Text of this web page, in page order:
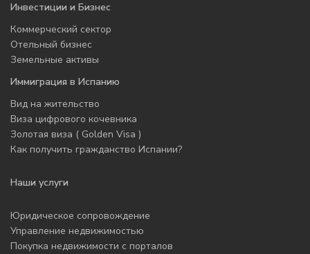
Инвестиции и Бизнес
Коммерческий сектор
Отельный бизнес
Земельные активы
Иммиграция в Испанию
Вид на жительство
Виза цифрового кочевника
Золотая виза ( Golden Visa )
Как получить гражданство Испании?
Наши услуги
Юридическое сопровождение
Управление недвижимостью
Покупка недвижимости с порталов